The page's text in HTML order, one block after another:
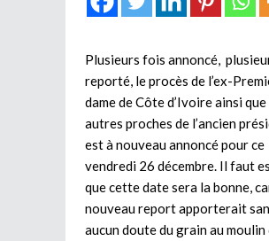
Plusieurs fois annoncé,
reporté, le procès de l’ex-
dame de Côte d’Ivoire ainsi
autres proches de l’ancien
est à nouveau annoncé pour ce
vendredi 26 décembre. Il faut
que cette date sera la bonne,
nouveau report apporterait
aucun doute du grain au moulin